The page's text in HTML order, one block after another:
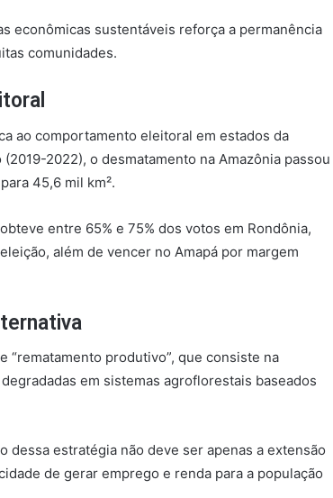
econômicas sustentáveis reforça a permanência
comunidades.
ao comportamento eleitoral em estados da
2022), o desmatamento na Amazônia passou
45,6 mil km².
entre 65% e 75% dos votos em Rondônia,
além de vencer no Amapá por margem
“rematamento produtivo”, que consiste na
em sistemas agroflorestais baseados
dessa estratégia não deve ser apenas a extensão
de gerar emprego e renda para a população